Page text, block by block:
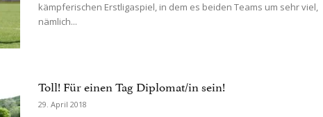
kämpferischen Erstligaspiel, in dem es beiden Teams um sehr viel,
nämlich...
Toll! Für einen Tag Diplomat/in sein!
29. April 2018